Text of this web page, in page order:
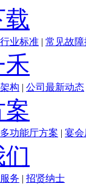
载
行业标准 | 常见故障
禾
构 | 公司最新动态
多功能厅方案 | 宴会
务 | 招贤纳士